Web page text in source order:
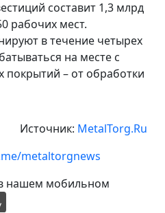
составит 1,3 млрд
рабочих мест.
в течение четырех
на месте с
– от обработки
Источник: MetalTorg.Ru
metaltorgnews
нашем мобильном